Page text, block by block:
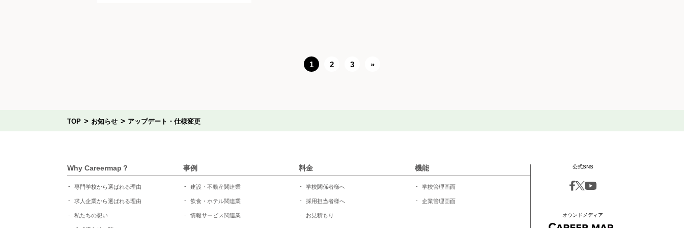
1 2 3 »
TOP > お知らせ > アップデート・仕様変更
Why Careermap？
専門学校から選ばれる理由
求人企業から選ばれる理由
私たちの想い
事例
建設・不動産関連業
飲食・ホテル関連業
情報サービス関連業
料金
学校関係者様へ
採用担当者様へ
お見積もり
機能
学校管理画面
企業管理画面
公式SNS
オウンドメディア